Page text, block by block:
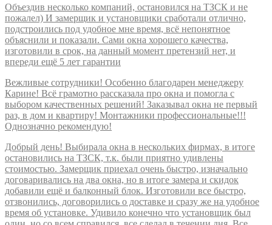
Объездив несколько компаний, остановился на ТЗСК и не
пожалел) И замерщик и установщики сработали отлично,
подстроились под удобное мне время, всё непонятное
объяснили и показали. Сами окна хорошего качества,
изготовили в срок, на данный момент претензий нет, и
впереди ещё 5 лет гарантии
Вежливые сотрудники! Особенно благодарен менеджеру
Карине! Всё грамотно рассказала про окна и помогла с
выбором качественных решений! Заказывал окна не первый
раз, в дом и квартиру! Монтажники профессиональные!!!
Однозначно рекомендую!
Добрый день! Выбирала окна в нескольких фирмах, в итоге
остановились на ТЗСК, т.к. были приятно удивлены
стоимостью. Замерщик приехал очень быстро, изначально
договаривались на два окна, но в итоге замера и скидок
добавили ещё и балконный блок. Изготовили все быстро,
отзвонились, договорились о доставке и сразу же на удобное
время об установке. Удивило конечно что установщик был